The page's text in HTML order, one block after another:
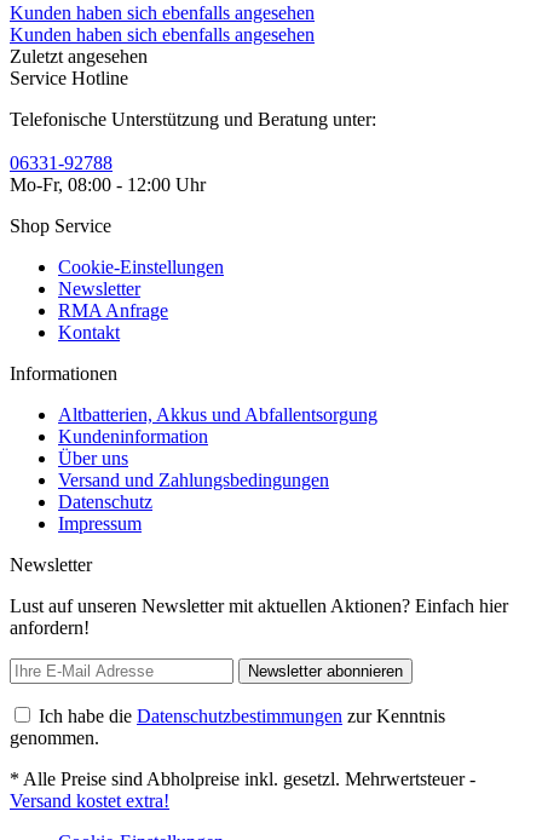
Kunden haben sich ebenfalls angesehen
Kunden haben sich ebenfalls angesehen
Zuletzt angesehen
Service Hotline
Telefonische Unterstützung und Beratung unter:
06331-92788
Mo-Fr, 08:00 - 12:00 Uhr
Shop Service
Cookie-Einstellungen
Newsletter
RMA Anfrage
Kontakt
Informationen
Altbatterien, Akkus und Abfallentsorgung
Kundeninformation
Über uns
Versand und Zahlungsbedingungen
Datenschutz
Impressum
Newsletter
Lust auf unseren Newsletter mit aktuellen Aktionen? Einfach hier
anfordern!
Newsletter abonnieren
Ich habe die Datenschutzbestimmungen zur Kenntnis
genommen.
* Alle Preise sind Abholpreise inkl. gesetzl. Mehrwertsteuer -
Versand kostet extra!